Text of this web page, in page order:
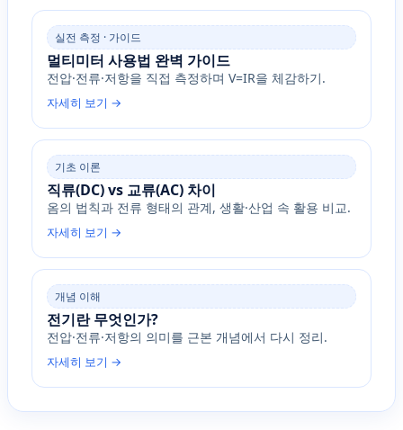
실전 측정 · 가이드
멀티미터 사용법 완벽 가이드
전압·전류·저항을 직접 측정하며 V=IR을 체감하기.
자세히 보기 →
기초 이론
직류(DC) vs 교류(AC) 차이
옴의 법칙과 전류 형태의 관계, 생활·산업 속 활용 비교.
자세히 보기 →
개념 이해
전기란 무엇인가?
전압·전류·저항의 의미를 근본 개념에서 다시 정리.
자세히 보기 →